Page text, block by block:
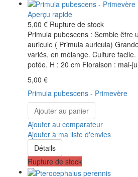
Aperçu rapide
5,00 € Rupture de stock
Primula pubescens : Semble être
auricule ( Primula auricula)
variés, en mélange. Culture
potée. H : 20 cm Floraison : mai-
5,00 €
Primula pubescens - Primevère
Ajouter au panier
Ajouter au comparateur
Ajouter à ma liste d'envies
Détails
Rupture de stock